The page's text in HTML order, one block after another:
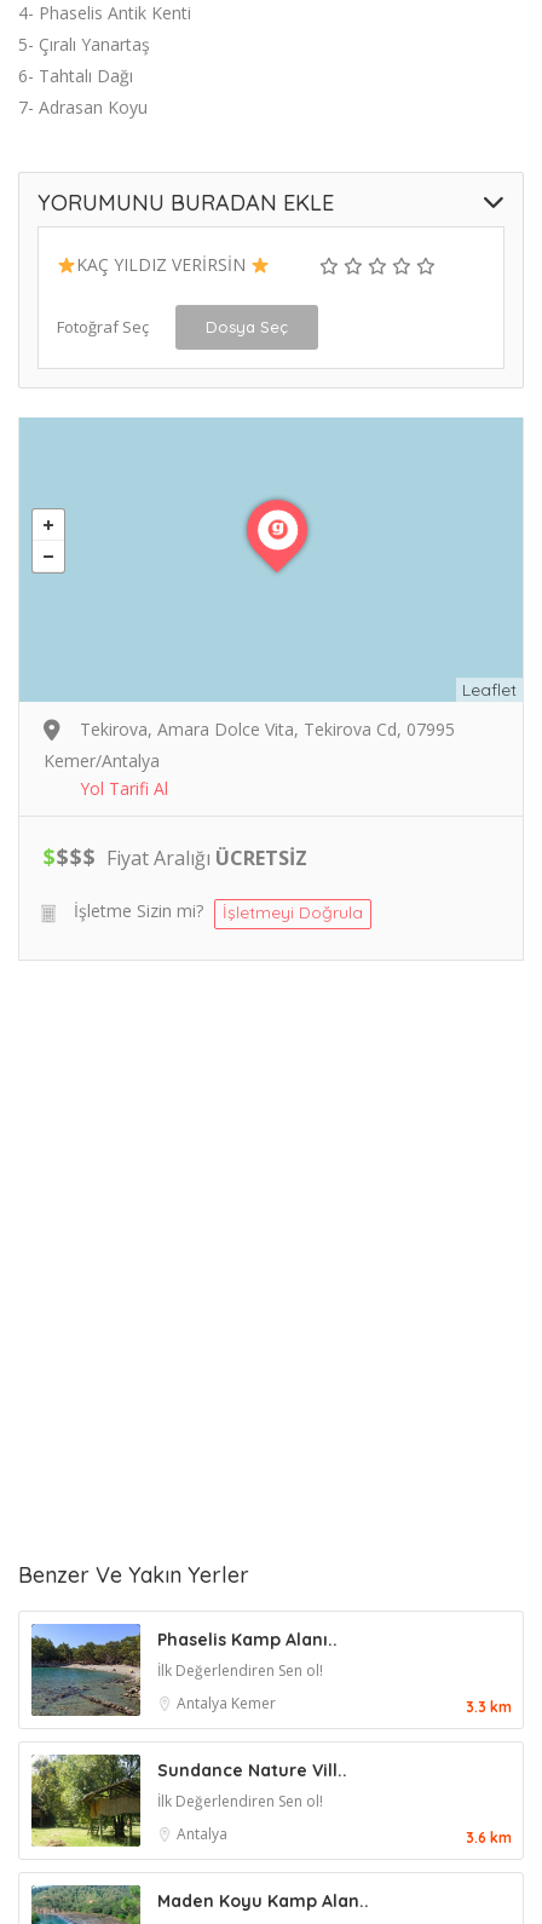
4- Phaselis Antik Kenti
5- Çıralı Yanartaş
6- Tahtalı Dağı
7- Adrasan Koyu
YORUMUNU BURADAN EKLE
KAÇ YILDIZ VERİRSİN
Fotoğraf Seç Dosya Seç
Leaflet
Tekirova, Amara Dolce Vita, Tekirova Cd, 07995
Kemer/Antalya
Yol Tarifi Al
$$$$ Fiyat Aralığı ÜCRETSİZ
İşletme Sizin mi? İşletmeyi Doğrula
Benzer Ve Yakın Yerler
Phaselis Kamp Alanı..
İlk Değerlendiren Sen ol!
Antalya Kemer 3.3 km
Sundance Nature Vill..
İlk Değerlendiren Sen ol!
Antalya
3.6 km
Maden Koyu Kamp Alan..